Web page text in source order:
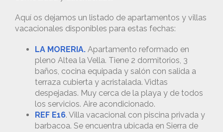
Aquí os dejamos un listado de apartamentos y villas
vacacionales disponibles para estas fechas:
LA MORERIA. Apartamento reformado en
pleno Altea la Vella. Tiene 2 dormitorios, 3
baños, cocina equipada y salón con salida a
terraza cubierta y acristalada. Vidtas
despejadas. Muy cerca de la playa y de todos
los servicios. Aire acondicionado.
REF E16. Villa vacacional con piscina privada y
barbacoa. Se encuentra ubicada en Sierra de